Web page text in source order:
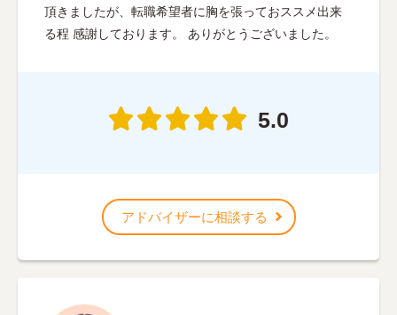
頂きましたが、転職希望者に胸を張っておススメ出来
る程 感謝しております。 ありがとうございました。
5.0
アドバイザーに相談する